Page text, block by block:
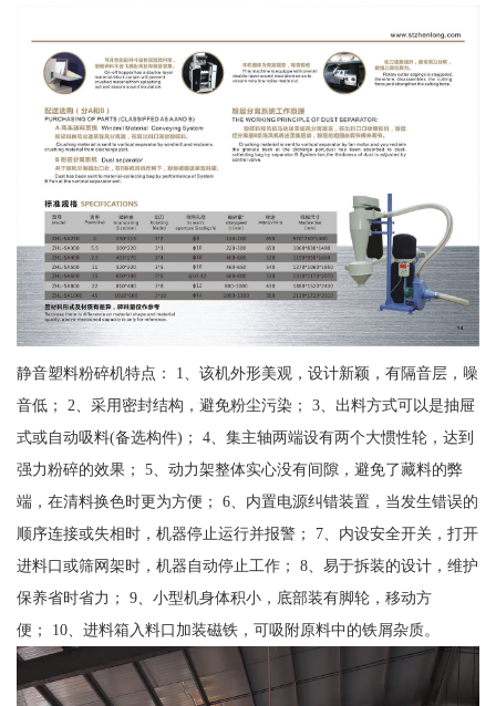
静音塑料粉碎机特点： 1、该机外形美观，设计新颖，有隔音层，噪
音低； 2、采用密封结构，避免粉尘污染； 3、出料方式可以是抽屉
式或自动吸料(备选构件)； 4、集主轴两端设有两个大惯性轮，达到
强力粉碎的效果； 5、动力架整体实心没有间隙，避免了藏料的弊
端，在清料换色时更为方便； 6、内置电源纠错装置，当发生错误的
顺序连接或失相时，机器停止运行并报警； 7、内设安全开关，打开
进料口或筛网架时，机器自动停止工作； 8、易于拆装的设计，维护
保养省时省力； 9、小型机身体积小，底部装有脚轮，移动方
便； 10、进料箱入料口加装磁铁，可吸附原料中的铁屑杂质。